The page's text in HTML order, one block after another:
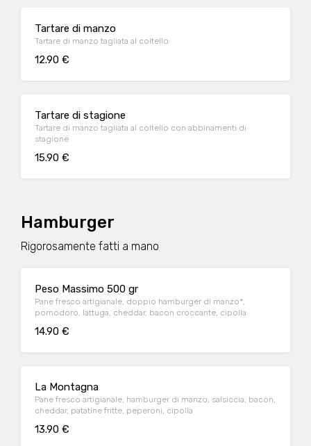
Tartare di manzo
Tartare di manzo tagliata al coltello
12.90 €
Tartare di stagione
Tartare di manzo tagliata al coltello con abbinamenti di
stagione
15.90 €
Hamburger
Rigorosamente fatti a mano
Peso Massimo 500 gr
Pane fresco artigianale, doppio hamburger di manzo*,
pomodoro, lattuga, cheddar, bacon croccante, cipolla
14.90 €
La Montagna
Pane fresco artigianale, hamburger di manzo, salsiccia, bacon,
cheddar, patatine fritte, peperoni, cipolla
13.90 €